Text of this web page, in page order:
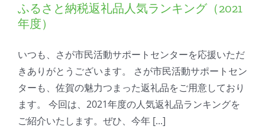
ふるさと納税返礼品人気ランキング（2021
年度）
いつも、さが市⺠活動サポートセンターを応援いただ
きありがとうございます。 さが市⺠活動サポートセン
ターも、佐賀の魅力つまった返礼品をご用意しており
ます。 今回は、2021年度の人気返礼品ランキングを
ご紹介いたします。ぜひ、今年 [...]